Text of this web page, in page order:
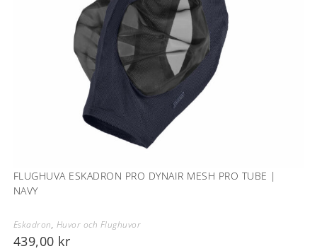
FLUGHUVA ESKADRON PRO DYNAIR MESH PRO TUBE |
NAVY
Eskadron, Huvor och Flughuvor
439,00 kr